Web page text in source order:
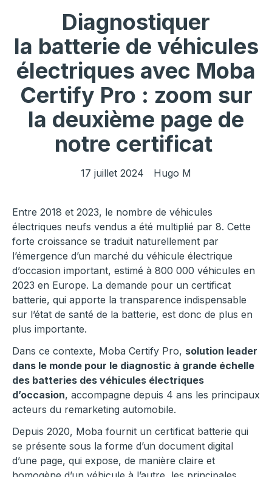
Diagnostiquer
la batterie de véhicules
électriques avec Moba
Certify Pro : zoom sur
la deuxième page de
notre certificat
17 juillet 2024 Hugo M
Entre 2018 et 2023, le nombre de véhicules
électriques neufs vendus a été multiplié par 8. Cette
forte croissance se traduit naturellement par
l’émergence d’un marché du véhicule électrique
d’occasion important, estimé à 800 000 véhicules en
2023 en Europe. La demande pour un certificat
batterie, qui apporte la transparence indispensable
sur l’état de santé de la batterie, est donc de plus en
plus importante.
Dans ce contexte, Moba Certify Pro, solution leader
dans le monde pour le diagnostic à grande échelle
des batteries des véhicules électriques
d’occasion, accompagne depuis 4 ans les principaux
acteurs du remarketing automobile.
Depuis 2020, Moba fournit un certificat batterie qui
se présente sous la forme d’un document digital
d’une page, qui expose, de manière claire et